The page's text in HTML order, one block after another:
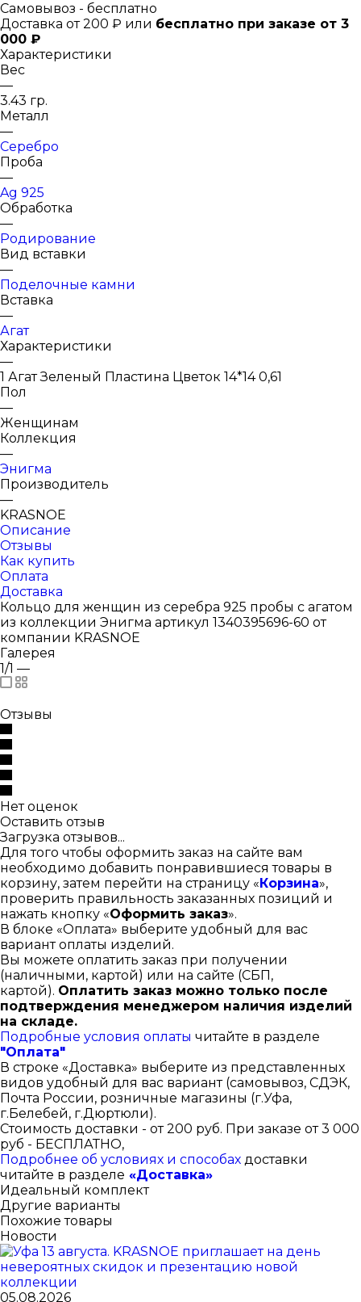
Самовывоз - бесплатно
Доставка от 200 ₽ или бесплатно при заказе от 3
000 ₽
Характеристики
Вес
—
3.43 гр.
Металл
—
Серебро
Проба
—
Ag 925
Обработка
—
Родирование
Вид вставки
—
Поделочные камни
Вставка
—
Агат
Характеристики
—
1 Агат Зеленый Пластина Цветок 14*14 0,61
Пол
—
Женщинам
Коллекция
—
Энигма
Производитель
—
KRASNOE
Описание
Отзывы
Как купить
Оплата
Доставка
Кольцо для женщин из серебра 925 пробы с агатом
из коллекции Энигма артикул 1340395696-60 от
компании KRASNOE
Галерея
1/1 —
Отзывы
Нет оценок
Оставить отзыв
Загрузка отзывов...
Для того чтобы оформить заказ на сайте вам
необходимо добавить понравившиеся товары в
корзину, затем перейти на страницу «Корзина»,
проверить правильность заказанных позиций и
нажать кнопку «Оформить заказ».
В блоке «Оплата» выберите удобный для вас
вариант оплаты изделий.
Вы можете оплатить заказ при получении
(наличными, картой) или на сайте (СБП,
картой). Оплатить заказ можно только после
подтверждения менеджером наличия изделий
на складе.
Подробные условия оплаты читайте в разделе
"Оплата"
В строке «Доставка» выберите из представленных
видов удобный для вас вариант (самовывоз, СДЭК,
Почта России, розничные магазины (г.Уфа,
г.Белебей, г.Дюртюли).
Стоимость доставки - от 200 руб. При заказе от 3 000
руб - БЕСПЛАТНО,
Подробнее об условиях и способах доставки
читайте в разделе «Доставка»
Идеальный комплект
Другие варианты
Похожие товары
Новости
05.08.2026